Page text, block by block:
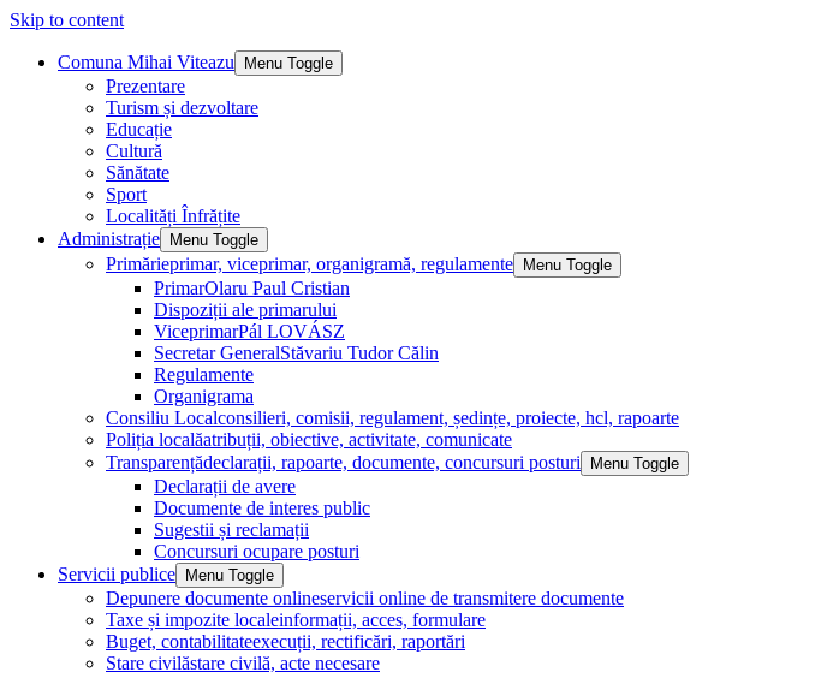
Skip to content
Comuna Mihai Viteazu Menu Toggle
Prezentare
Turism și dezvoltare
Educație
Cultură
Sănătate
Sport
Localități Înfrățite
Administrație
Menu Toggle
Primărieprimar, viceprimar, organigramă, regulamente Menu Toggle
PrimarOlaru Paul Cristian
Dispoziții ale primarului
ViceprimarPál LOVÁSZ
Secretar GeneralStăvariu Tudor Călin
Regulamente
Organigrama
Consiliu Localconsilieri, comisii, regulament, ședințe, proiecte, hcl, rapoarte
Poliția localăatribuții, obiective, activitate, comunicate
Transparențădeclarații, rapoarte, documente, concursuri posturi Menu Toggle
Declarații de avere
Documente de interes public
Sugestii și reclamații
Concursuri ocupare posturi
Servicii publice
Menu Toggle
Depunere documente onlineservicii online de transmitere documente
Taxe și impozite localeinformații, acces, formulare
Buget, contabilitateexecuții, rectificări, raportări
Stare civilăstare civilă, acte necesare